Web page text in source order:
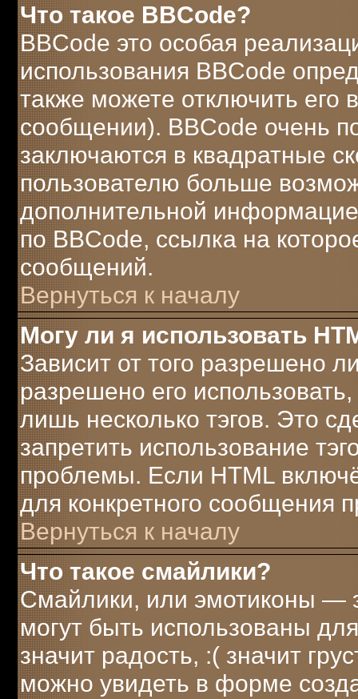
Что такое BBCode?
BBCode это особая
использования BBCode
также можете отключить
сообщении). BBCode очень
заключаются в квадратные
пользователю больше
дополнительной
по BBCode, ссылка на
сообщений.
Вернуться к началу
Могу ли я использовать
Зависит от того разрешено
разрешено его
лишь несколько тэгов. Это
запретить использование
проблемы. Если HTML
для конкретного сообщения
Вернуться к началу
Что такое смайлики?
Смайлики, или эмотиконы —
могут быть использованы
значит радость, :( значит
можно увидеть в форме